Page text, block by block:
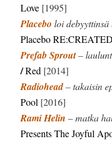
Love [1995]
Placebo loi
Placebo RE:CREATED
Prefab Sprout–
/Red [2014]
Radiohead– takaisin
Pool [2016]
Rami Helin – matka
Presents The Joyful